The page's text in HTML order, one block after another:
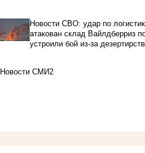
Новости СВО: удар по
атакован склад Вайлдберриз
устроили бой из-за
Новости СМИ2